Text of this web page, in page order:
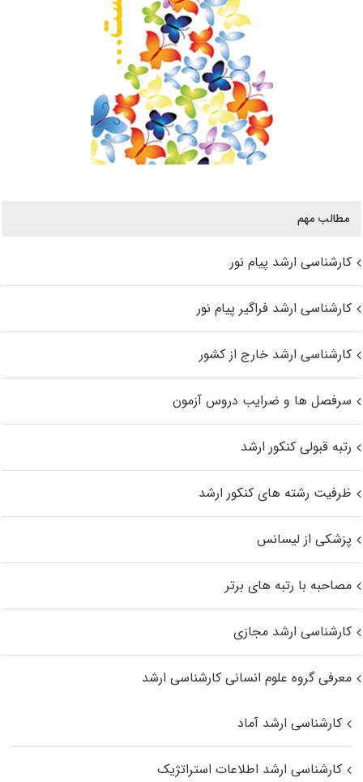
مطالب مهم
کارشناسی ارشد پیام نور
کارشناسی ارشد فراگیر پیام نور
کارشناسی ارشد خارج از کشور
سرفصل ها و ضرایب دروس آزمون
رتبه قبولی کنکور ارشد
ظرفیت رشته های کنکور ارشد
پزشکی از لیسانس
مصاحبه با رتبه های برتر
کارشناسی ارشد مجازی
معرفی گروه علوم انسانی کارشناسی ارشد
کارشناسی ارشد آماد
کارشناسی ارشد اطلاعات استراتژیک